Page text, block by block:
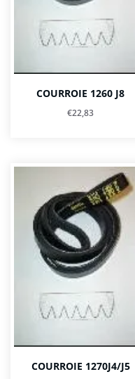
COURROIE 1260 J8
€22,83
COURROIE 1270J4/J5